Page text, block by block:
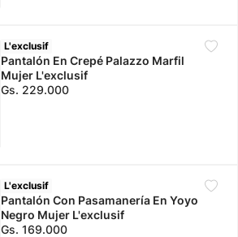
L'exclusif
Pantalón En Crepé Palazzo Marfil
Mujer L'exclusif
Gs. 229.000
L'exclusif
Pantalón Con Pasamanería En Yoyo
Negro Mujer L'exclusif
Gs. 169.000